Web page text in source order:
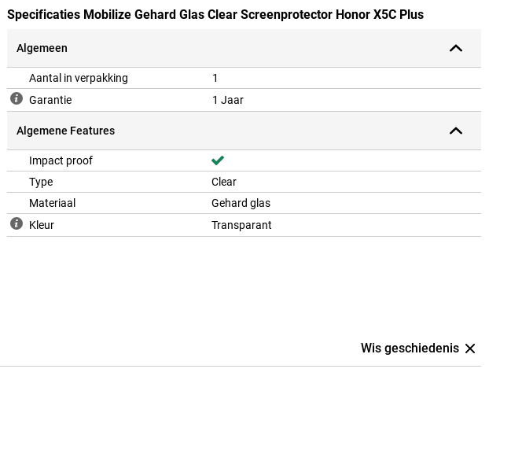
Specificaties Mobilize Gehard Glas Clear Screenprotector Honor X5C Plus
Algemeen
Aantal in verpakking
1
Garantie
1 Jaar
Algemene Features
Impact proof
Type
Clear
Materiaal
Gehard glas
Kleur
Transparant
Wis geschiedenis